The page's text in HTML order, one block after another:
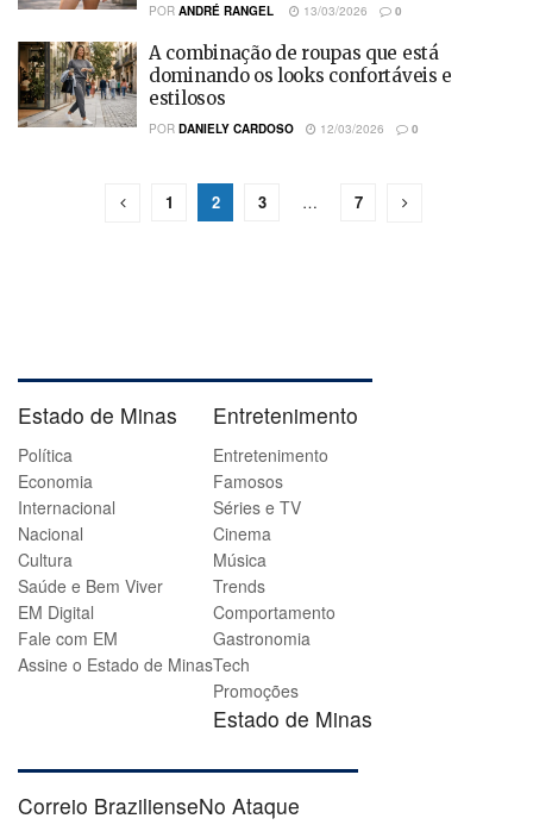
POR ANDRÉ RANGEL 13/03/2026 0
A combinação de roupas que está
dominando os looks confortáveis e
estilosos
POR DANIELY CARDOSO 12/03/2026 0
1 2 3 … 7
Estado de Minas
Política
Economia
Internacional
Nacional
Cultura
Saúde e Bem Viver
EM Digital
Fale com EM
Assine o Estado de Minas
Entretenimento
Entretenimento
Famosos
Séries e TV
Cinema
Música
Trends
Comportamento
Gastronomia
Tech
Promoções
Estado de Minas
Correio BrazilienseNo Ataque